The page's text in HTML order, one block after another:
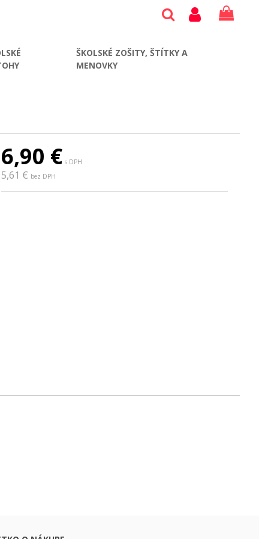
ŠKOLSKÉ ZOŠITY, ŠTÍTKY A
MENOVKY
6,90 € s DPH
5,61 € bez DPH